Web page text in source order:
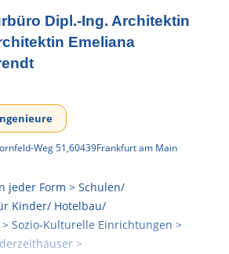
Dipl.-Ing. Architektin
Emeliana
Weg 51,60439Frankfurt am Main
jeder Form > Schulen/
Kinder/ Hotelbau/
Sozio-Kulturelle Einrichtungen >
>